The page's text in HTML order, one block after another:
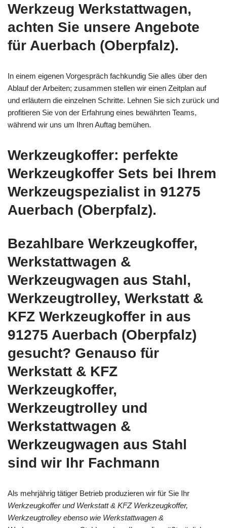
Werkzeug Werkstattwagen,
achten Sie unsere Angebote
für Auerbach (Oberpfalz).
In einem eigenen Vorgespräch fachkundig Sie alles über den
Ablauf der Arbeiten; zusammen stellen wir einen Zeitplan auf
und erläutern die einzelnen Schritte. Lehnen Sie sich zurück und
profitieren Sie von der Erfahrung eines bewährten Teams,
während wir uns um Ihren Auftag bemühen.
Werkzeugkoffer: perfekte
Werkzeugkoffer Sets bei Ihrem
Werkzeugspezialist in 91275
Auerbach (Oberpfalz).
Bezahlbare Werkzeugkoffer,
Werkstattwagen &
Werkzeugwagen aus Stahl,
Werkzeugtrolley, Werkstatt &
KFZ Werkzeugkoffer in aus
91275 Auerbach (Oberpfalz)
gesucht? Genauso für
Werkstatt & KFZ
Werkzeugkoffer,
Werkzeugtrolley und
Werkstattwagen &
Werkzeugwagen aus Stahl
sind wir Ihr Fachmann
Als mehrjährig tätiger Betrieb produzieren wir für Sie Ihr
Werkzeugkoffer und Werkstatt & KFZ Werkzeugkoffer,
Werkzeugtrolley ebenso wie Werkstattwagen &